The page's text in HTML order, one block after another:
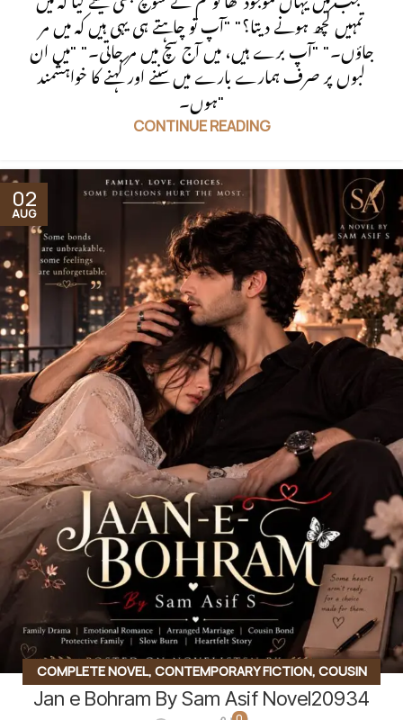
تمہیں کچھ ہونے دیتا؟" "آپ تو چاہتے ہی یہی ہیں کہ میں مر
جاؤں۔" "آپ برے ہیں، میں آج سچ میں مر جاتی۔" "میں ان
لبوں پر صرف ہمارے بارے میں سننے اور کہنے کا خواہشمند
ہوں۔"
CONTINUE READING
02
AUG
COMPLETE NOVEL, CONTEMPORARY FICTION, COUSIN
MARRIAGE BASED,EMOTIONAL DRAMA,FAMILY DRAMA,
Jan e Bohram By Sam Asif Novel20934